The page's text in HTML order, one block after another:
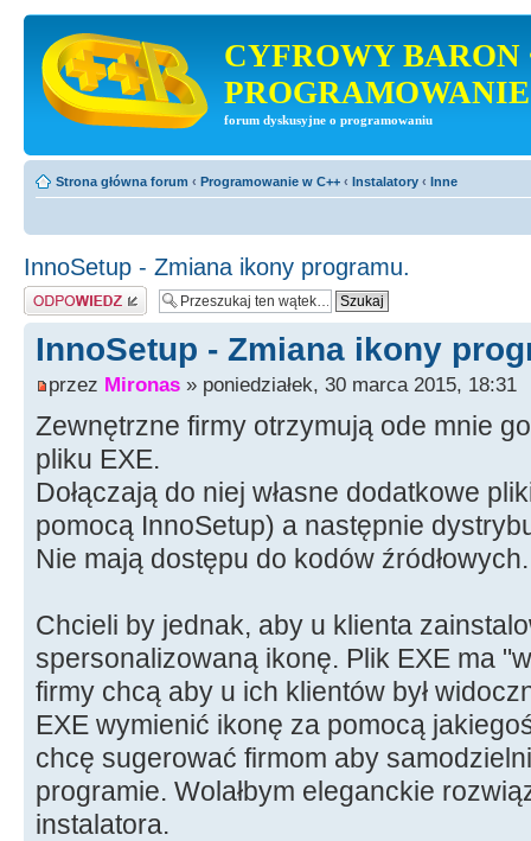
CYFROWY BARON
PROGRAMOWANIE
forum dyskusyjne o programowaniu
Strona główna forum ‹ Programowanie w C++ ‹ Instalatory ‹ Inne
InnoSetup - Zmiana ikony programu.
Odpowiedz
InnoSetup - Zmiana ikony
przez Mironas » poniedziałek, 30 marca 2015, 18:31
Zewnętrzne firmy otrzymują ode mnie
pliku EXE.
Dołączają do niej własne dodatkowe
pomocą InnoSetup) a następnie
Nie mają dostępu do kodów źródłowych.
Chcieli by jednak, aby u klienta
spersonalizowaną ikonę. Plik EXE ma
firmy chcą aby u ich klientów był
EXE wymienić ikonę za pomocą
chcę sugerować firmom aby
programie. Wolałbym eleganckie
instalatora.